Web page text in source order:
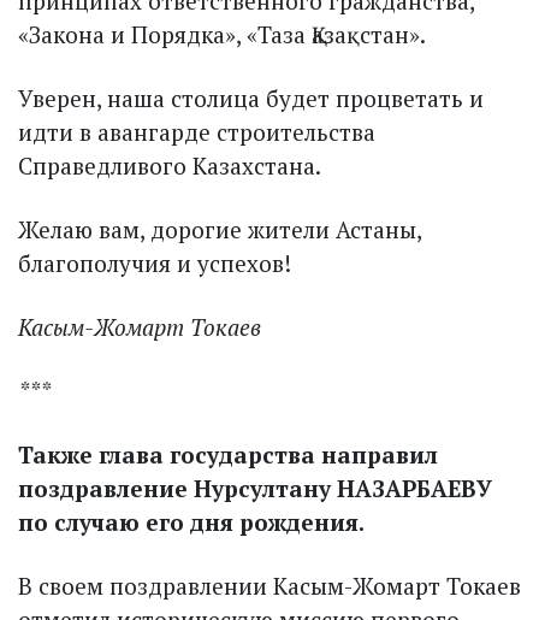
«Закона и Порядка», «Таза Қазақстан».
Уверен, наша столица будет процветать и
идти в авангарде строительства
Справедливого Казахстана.
Желаю вам, дорогие жители Астаны,
благополучия и успехов!
Касым-Жомарт Токаев
***
Также глава государства направил
поздравление Нурсултану НАЗАРБАЕВУ
по случаю его дня рождения.
В своем поздравлении Касым-Жомарт Токаев